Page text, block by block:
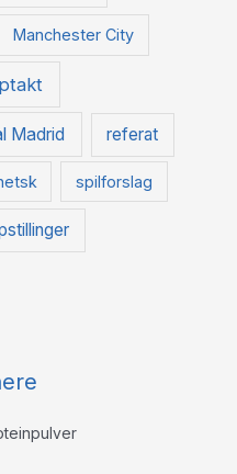
Manchester City
Madrid referat
spilforslag